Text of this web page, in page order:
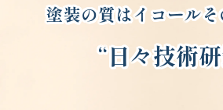
塗装の質はイコール
“日々技術